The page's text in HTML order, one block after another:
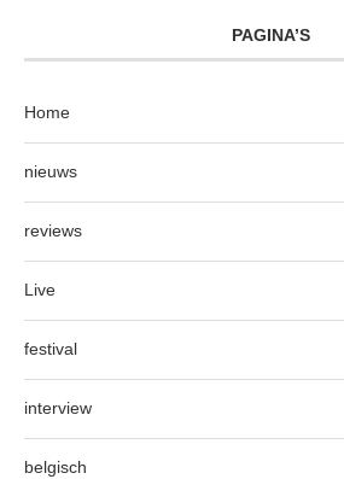
PAGINA’S
Home
nieuws
reviews
Live
festival
interview
belgisch